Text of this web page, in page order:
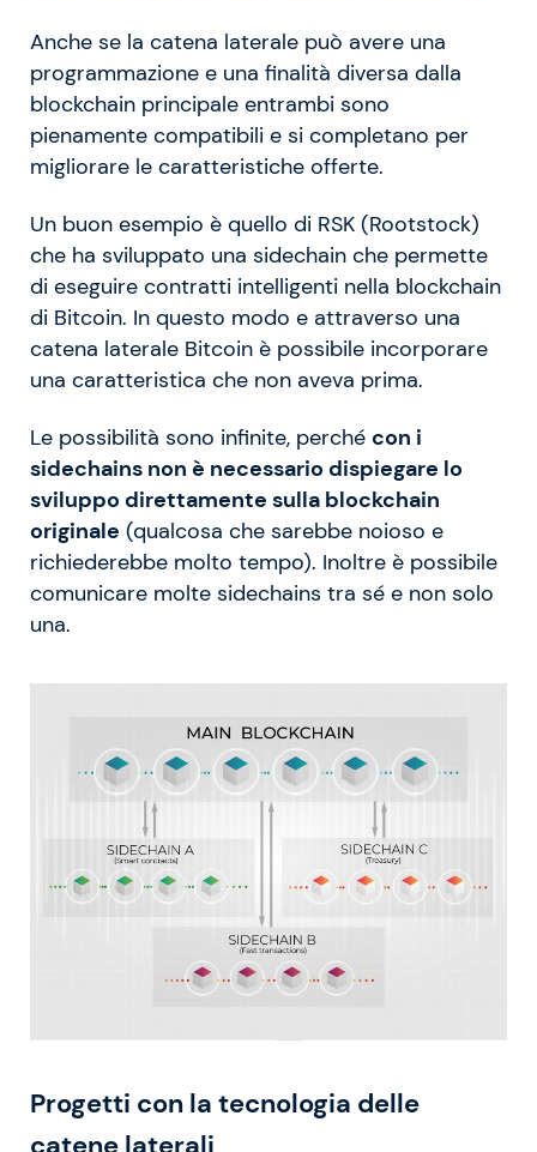
Anche se la catena laterale può avere una
programmazione e una finalità diversa dalla
blockchain principale entrambi sono
pienamente compatibili e si completano per
migliorare le caratteristiche offerte.
Un buon esempio è quello di RSK (Rootstock)
che ha sviluppato una sidechain che permette
di eseguire contratti intelligenti nella blockchain
di Bitcoin. In questo modo e attraverso una
catena laterale Bitcoin è possibile incorporare
una caratteristica che non aveva prima.
Le possibilità sono infinite, perché con i
sidechains non è necessario dispiegare lo
sviluppo direttamente sulla blockchain
originale (qualcosa che sarebbe noioso e
richiederebbe molto tempo). Inoltre è possibile
comunicare molte sidechains tra sé e non solo
una.
Progetti con la tecnologia delle